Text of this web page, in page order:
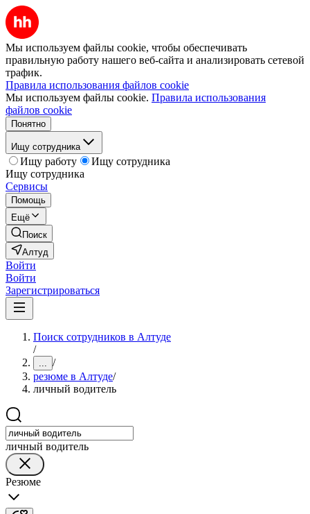
Мы используем файлы cookie, чтобы обеспечивать
правильную работу нашего веб-сайта и анализировать сетевой
трафик.
Правила использования файлов cookie
Мы используем файлы cookie. Правила использования
файлов cookie
Понятно
Ищу сотрудника
Ищу работу
Ищу сотрудника
Ищу сотрудника
Сервисы
Помощь
Ещё
Поиск
Алтуд
Войти
Войти
Зарегистрироваться
Поиск сотрудников в Алтуде
/
... /
резюме в Алтуде/
личный водитель
личный водитель
Резюме